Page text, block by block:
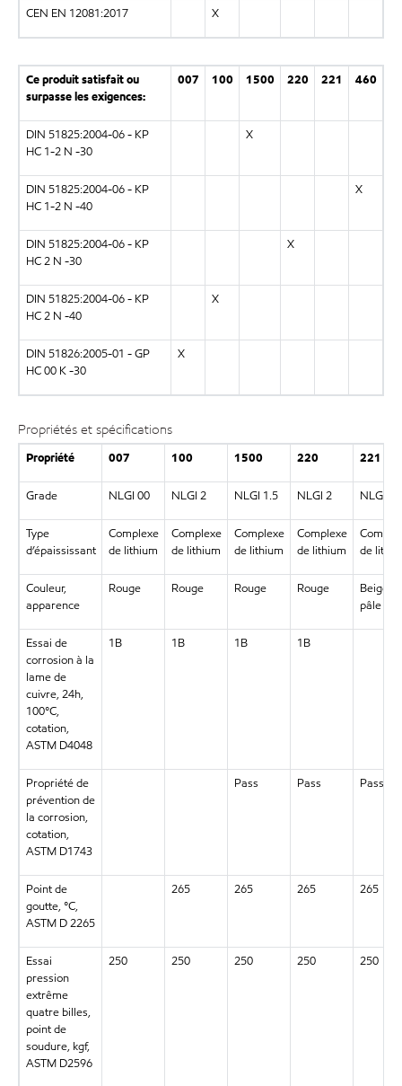
CEN EN 12081:2017 X
Ce produit satisfait ou
surpasse les exigences:
007 100 1500 220 221 460
DIN 51825:2004-06 - KP
HC 1-2 N -30
X
DIN 51825:2004-06 - KP
HC 1-2 N -40
X
DIN 51825:2004-06 - KP
HC 2 N -30
X
DIN 51825:2004-06 - KP
HC 2 N -40
X
DIN 51826:2005-01 - GP
HC 00 K -30
X
Propriétés et spécifications
Propriété 007 100 1500 220 221
Grade NLGI 00 NLGI 2 NLGI 1.5 NLGI 2 NLGI 1
Type
d’épaississant
Complexe
de lithium
Complexe
de lithium
Complexe
de lithium
Complexe
de lithium
de
Couleur,
apparence
Rouge Rouge Rouge Rouge
Beige
pâle
Essai de
corrosion à la
lame de
cuivre, 24h,
100°C,
cotation,
ASTM D4048
1B 1B 1B 1B
Propriété de
prévention de
la corrosion,
cotation,
ASTM D1743
Pass Pass Pass
Point de
goutte, °C,
ASTM D 2265
265 265 265 265
Essai
pression
extrême
quatre billes,
point de
soudure, kgf,
ASTM D2596
250 250 250 250 250